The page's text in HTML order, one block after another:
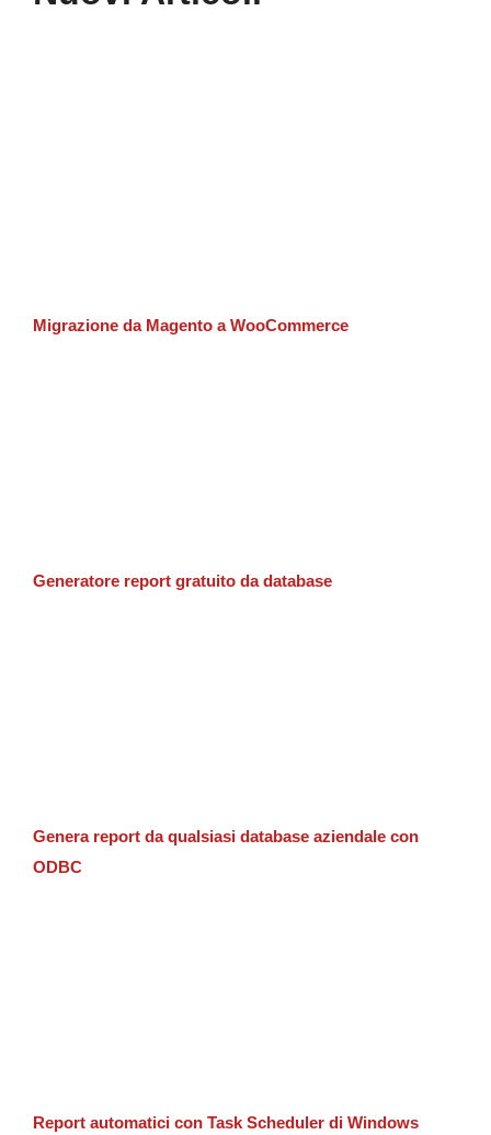
Migrazione da Magento a WooCommerce
Generatore report gratuito da database
Genera report da qualsiasi database aziendale con
ODBC
Report automatici con Task Scheduler di Windows